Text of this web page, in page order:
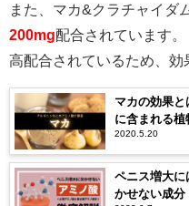
また、マカ&クラチャイダ
200mg配合されています。
高配合されているため、効
マカの効果
に含まれる植
2020.5.20
ペニス増大に
かせない成分